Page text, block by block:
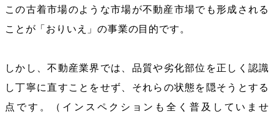
この古着市場のような市場が不動産市場でも形成される
ことが「おりいえ」の事業の目的です。
しかし、不動産業界では、品質や劣化部位を正しく認識
し丁寧に直すことをせず、それらの状態を隠そうとする
点です。（インスペクションも全く普及していませ